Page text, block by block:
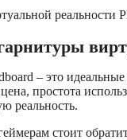
– это
простота
реальность.
стоит